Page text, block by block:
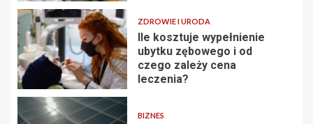
ZDROWIE I URODA
Ile kosztuje wypełnienie
ubytku zębowego i od
czego zależy cena
leczenia?
BIZNES